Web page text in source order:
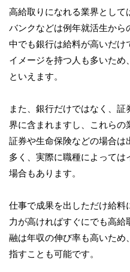
高給取りになれる業界とし
バンクなどは例年就活生か
中でも銀行は給料が高いだけ
イメージを持つ人も多いた
といえます。
また、銀行だけではなく、
界に含まれますし、これらの
証券や生命保険などの場合
多く、実際に職種によって
場合もあります。
仕事で成果を出しただけ給
力が高ければすぐにでも高
融は年収の伸び率も高いため
指すことも可能です。